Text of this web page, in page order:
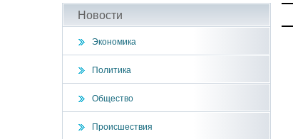
Новости
Экономика
Политика
Общество
Происшествия